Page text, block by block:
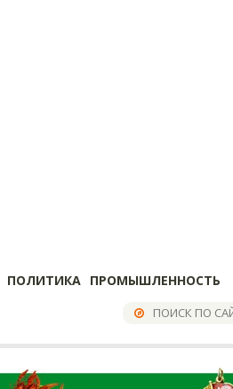
ПОЛИТИКА ПРОМЫШЛЕННОСТЬ